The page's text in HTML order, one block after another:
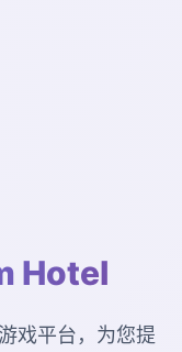
Hotel
戏平台，为您提